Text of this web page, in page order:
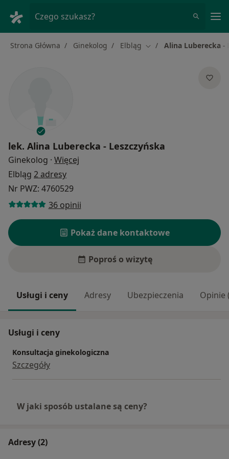
Czego szukasz?
Strona Główna Ginekolog Elbląg Zmień miasto
Alina Luberecka -
lek. Alina Luberecka - Leszczyńska
Ginekolog · Więcej
Elbląg 2 adresy
Nr PWZ: 4760529
36 opinii
Pokaż dane kontaktowe
Poproś o wizytę
Usługi i ceny Adresy Ubezpieczenia Opinie
Usługi i ceny
Konsultacja ginekologiczna
Szczegóły
W jaki sposób ustalane są ceny?
Adresy (2)